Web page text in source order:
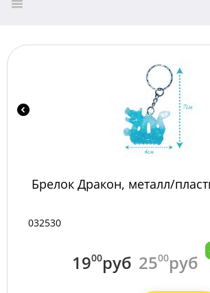
Брелок Дракон, металл/
032530
1900руб 2500руб